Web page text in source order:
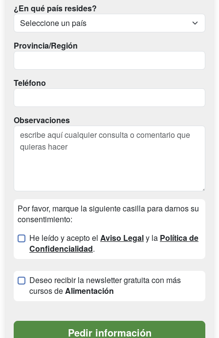
¿En qué país resides?
Provincia/Región
Teléfono
Observaciones
Por favor, marque la siguiente casilla para darnos su
consentimiento:
He leído y acepto el Aviso Legaly la Política de
Confidencialidad.
Deseo recibir la newsletter gratuita con más
cursos deAlimentación